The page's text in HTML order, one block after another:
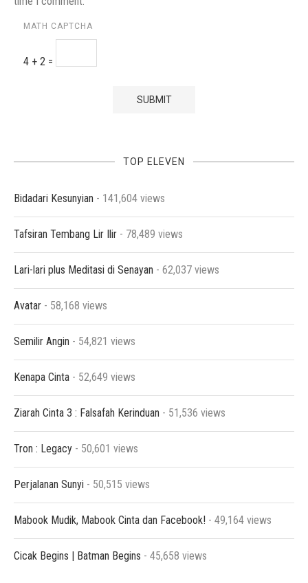
MATH CAPTCHA
4 + 2 =
TOP ELEVEN
Bidadari Kesunyian - 141,604 views
Tafsiran Tembang Lir Ilir - 78,489 views
Lari-lari plus Meditasi di Senayan - 62,037 views
Avatar - 58,168 views
Semilir Angin - 54,821 views
Kenapa Cinta - 52,649 views
Ziarah Cinta 3 : Falsafah Kerinduan - 51,536 views
Tron : Legacy - 50,601 views
Perjalanan Sunyi - 50,515 views
Mabook Mudik, Mabook Cinta dan Facebook! - 49,164 views
Cicak Begins | Batman Begins - 45,658 views